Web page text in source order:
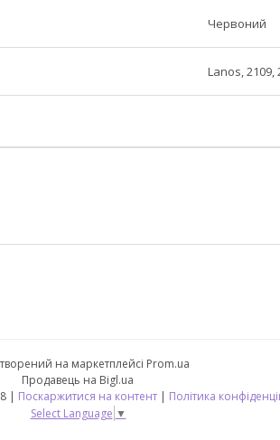
Червоний
Lanos, 2109,
на маркетплейсі Prom.ua
Продавець на Bigl.ua
Інтернет магазин Автостиль78 | Поскаржитися на контент | Політика
Select Language ▼